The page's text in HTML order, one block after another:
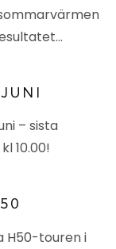
– sista
10.00!
H50-touren i